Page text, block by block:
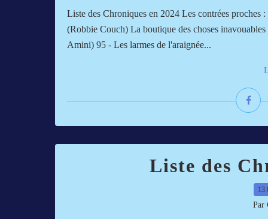
Liste des Chroniques en 2024 Les contrées proches
(Robbie Couch) La boutique des choses
Amini) 95 - Les larmes de l'araignée...
Liste des
Par